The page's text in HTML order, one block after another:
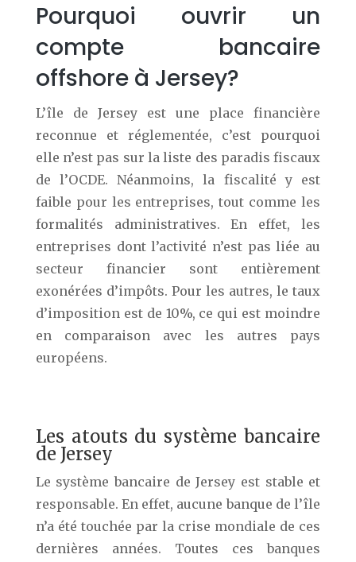
Pourquoi ouvrir un
compte bancaire
offshore à Jersey?
L’île de Jersey est une place financière
reconnue et réglementée, c’est pourquoi
elle n’est pas sur la liste des paradis fiscaux
de l’OCDE. Néanmoins, la fiscalité y est
faible pour les entreprises, tout comme les
formalités administratives. En effet, les
entreprises dont l’activité n’est pas liée au
secteur financier sont entièrement
exonérées d’impôts. Pour les autres, le taux
d’imposition est de 10%, ce qui est moindre
en comparaison avec les autres pays
européens.
Les atouts du système bancaire
de Jersey
Le système bancaire de Jersey est stable et
responsable. En effet, aucune banque de l’île
n’a été touchée par la crise mondiale de ces
dernières années. Toutes ces banques